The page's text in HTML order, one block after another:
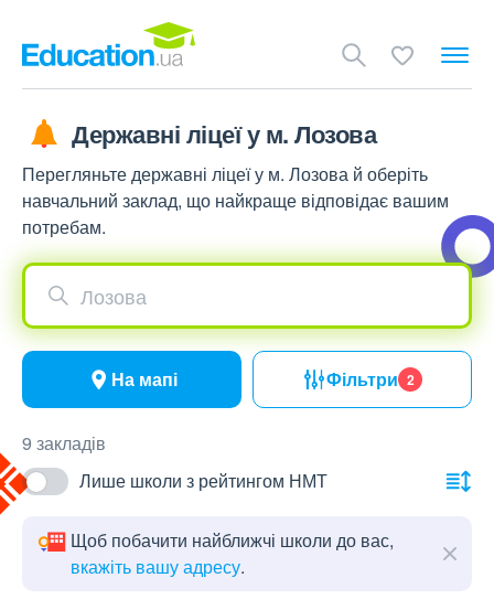
Державні ліцеї у м. Лозова
Перегляньте державні ліцеї у м. Лозова й оберіть
навчальний заклад, що найкраще відповідає вашим
потребам.
Лозова
На мапі Фільтри 2
9 закладів
Лише школи з рейтингом НМТ
Щоб побачити найближчі школи до вас,
вкажіть вашу адресу.